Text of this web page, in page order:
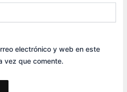
electrónico y web en este
vez que comente.